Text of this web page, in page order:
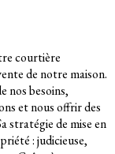
courtière
de notre maison.
nos besoins,
et nous offrir des
stratégie de mise en
: judicieuse,